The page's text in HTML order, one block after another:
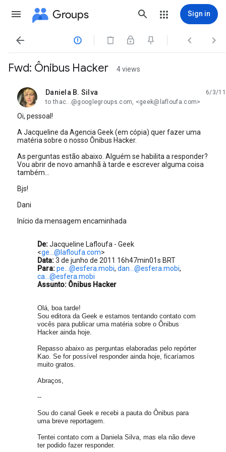
Groups Sign in
   
Fwd: Ônibus Hacker 4 views
Daniela B. Silva
unread,
6/3/11
to thac...@googlegroups.com, <geek@lafloufa.com>
Oi, pessoal!
A Jacqueline da Agencia Geek (em cópia) quer fazer uma
matéria sobre o nosso Ônibus Hacker.
As perguntas estão abaixo. Alguém se habilita a responder?
Vou abrir de novo amanhã à tarde e escrever alguma coisa
também...
Bjs!
Dani
Início da mensagem encaminhada
De:Jacqueline Lafloufa - Geek
<ge...@lafloufa.com>
Data:3 de junho de 2011 16h47min01s BRT
Para:pe...@esfera.mobi, dan...@esfera.mobi,
ca...@esfera.mobi
Assunto: Ônibus Hacker
Olá, boa tarde!
Sou editora da Geek e estamos tentando contato com
vocês para publicar uma matéria sobre o Ônibus
Hacker ainda hoje.
Repasso abaixo as perguntas elaboradas pelo repórter
Kao. Se for possível responder ainda hoje, ficaríamos
muito gratos.
Abraços,
--
Sou do canal Geek e recebi a pauta do Ônibus para
uma breve reportagem.
Tentei contato com a Daniela Silva, mas ela não deve
ter podido fazer responder.